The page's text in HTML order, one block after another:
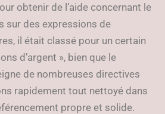
obtenir de l’aide concernant le
sur des expressions de
il était classé pour un certain
d’argent », bien que le
de nombreuses directives
rapidement tout nettoyé dans
propre et solide.